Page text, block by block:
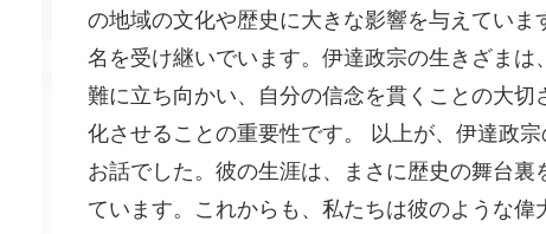
の地域の文化や歴史に大きな影響を与えてい
名を受け継いでいます。伊達政宗の生きざま
難に立ち向かい、自分の信念を貫くことの大
化させることの重要性です。 以上が、伊達政
お話でした。彼の生涯は、まさに歴史の舞台
ています。これからも、私たちは彼のような